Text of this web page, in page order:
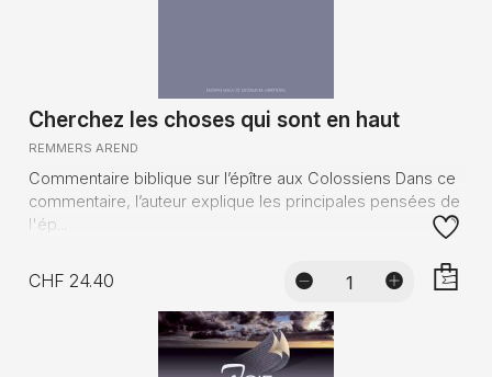
Cherchez les choses qui sont en haut
REMMERS AREND
Commentaire biblique sur l’épître aux Colossiens Dans ce
commentaire, l’auteur explique les principales pensées de
l'ép...
CHF 24.40